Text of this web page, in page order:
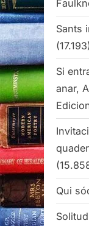
Sants
Si
anar,
Qui